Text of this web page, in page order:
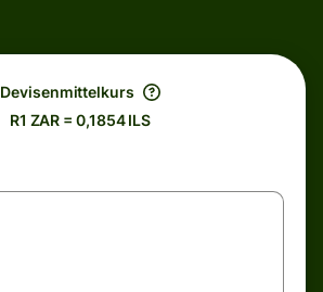
Devisenmittelkurs
R1 ZAR = 0,1854 ILS